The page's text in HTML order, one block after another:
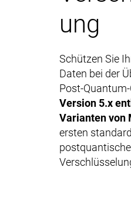
ung
Schützen Sie
Daten bei der
Post-
Version 5.x
Varianten von
ersten